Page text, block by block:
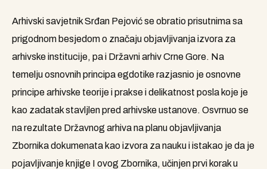
Arhivski savjetnik Srđan Pejović se obratio prisutnima sa
prigodnom besjedom o značaju objavljivanja izvora za
arhivske institucije, pa i Državni arhiv Crne Gore. Na
temelju osnovnih principa egdotike razjasnio je osnovne
principe arhivske teorije i prakse i delikatnost posla koje je
kao zadatak stavljlen pred arhivske ustanove. Osvrnuo se
na rezultate Državnog arhiva na planu objavljivanja
Zbornika dokumenata kao izvora za nauku i istakao je da je
pojavljivanje knjige I ovog Zbornika, učinjen prvi korak u